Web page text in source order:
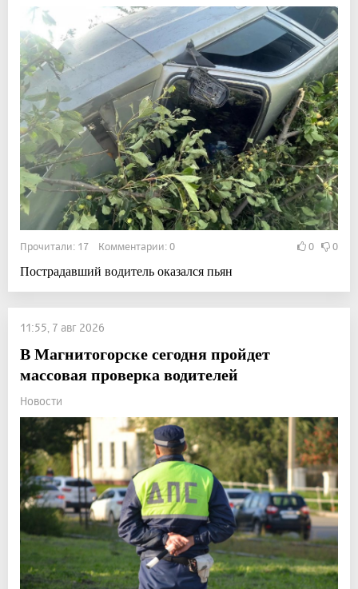
Прочитали: 17 Комментарии: 0 0 0
Пострадавший водитель оказался пьян
11:55, 7 авг 2026
В Магнитогорске сегодня пройдет
массовая проверка водителей
Новости